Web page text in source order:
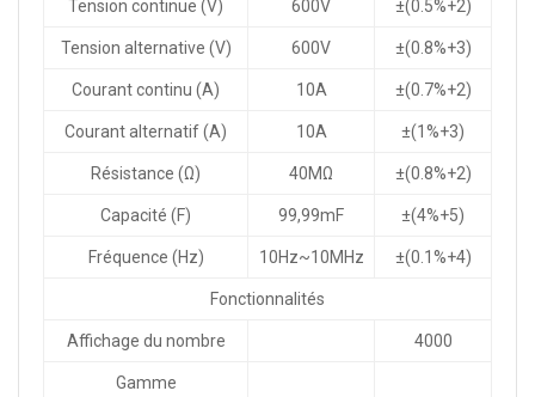
Tension continue (V) 600V ±(0.5%+2)
Tension alternative (V) 600V ±(0.8%+3)
Courant continu (A) 10A ±(0.7%+2)
Courant alternatif (A) 10A ±(1%+3)
Résistance (Ω) 40MΩ ±(0.8%+2)
Capacité (F) 99,99mF ±(4%+5)
Fréquence (Hz) 10Hz~10MHz ±(0.1%+4)
Fonctionnalités
Affichage du nombre 4000
Gamme